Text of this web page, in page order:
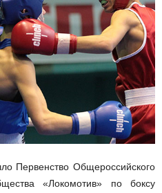
Первенство Общероссийского
«Локомотив» по боксу